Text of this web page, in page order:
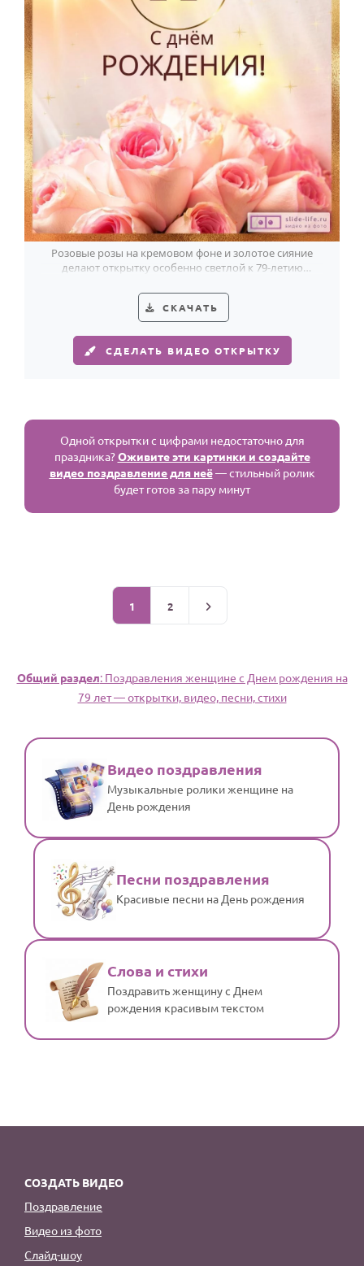
Розовые розы на кремовом фоне и золотое сияние
делают открытку особенно светлой к 79-летию
СКАЧАТЬ
СДЕЛАТЬ ВИДЕО ОТКРЫТКУ
Одной открытки с цифрами недостаточно для
праздника?Оживите эти картинки и создайте
видео поздравление для неё— стильный ролик
будет готов за пару минут
1 2
Общий раздел: Поздравления женщине c Днем рождения на
79 лет — открытки, видео, песни, стихи
Видео поздравления
Музыкальные ролики женщине на
День рождения
Песни поздравления
Красивые песни на День рождения
Слова и стихи
Поздравить женщину с Днем
рождения красивым текстом
СОЗДАТЬ ВИДЕО
Поздравление
Видео из фото
Слайд-шоу